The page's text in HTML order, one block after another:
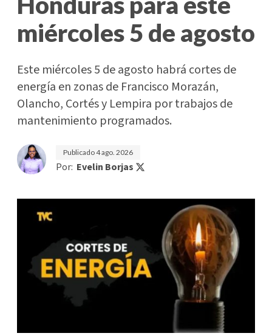
miércoles 5 de agosto
Este miércoles 5 de agosto habrá cortes de
energía en zonas de Francisco Morazán,
Olancho, Cortés y Lempira por trabajos de
mantenimiento programados.
Publicado4 ago. 2026
Por: Evelin Borjas